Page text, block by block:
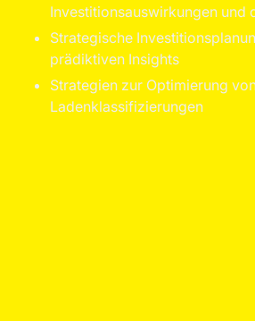
Investitionsauswirkungen und
Strategische
prädiktiven Insights
Strategien zur Optimierung
Ladenklassifizierungen